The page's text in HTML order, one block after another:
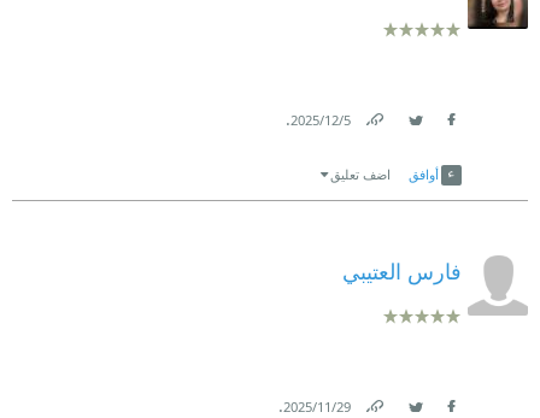
5‏/12‏/2025
.
أوافق اضف تعليق
فارس العتيبي
29‏/11‏/2025
.